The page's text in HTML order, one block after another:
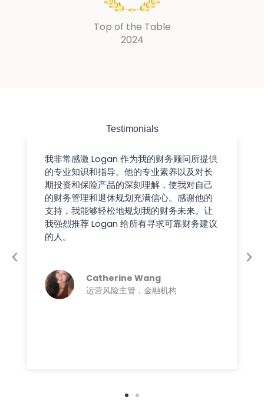
Top of the Table
2024
Testimonials
我非常感激 Logan 作为我的财务顾问所提供
的专业知识和指导。他的专业素养以及对长
期投资和保险产品的深刻理解，使我对自己
的财务管理和退休规划充满信心。感谢他的
支持，我能够轻松地规划我的财务未来。让
我强烈推荐 Logan 给所有寻求可靠财务建议
的人。
Catherine Wang
运营风险主管，金融机构